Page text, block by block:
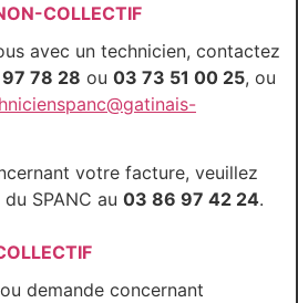
COLLECTIF
avec un technicien, contactez
78 28 ou 03 73 51 00 25, ou
votre facture, veuillez
SPANC au 03 86 97 42 24.
demande concernant